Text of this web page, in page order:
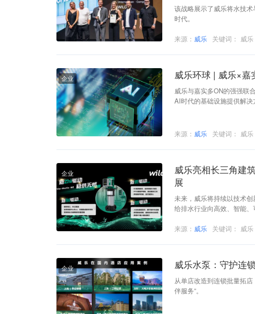
该战略展示了威乐将水技
时代。
来源： 威乐 关键词： 威乐
企业 威乐环球 | 威乐×
威乐与嘉实多ON的强强联
AI时代的基础设施提供解决
来源： 威乐 关键词： 威乐
企业
威乐亮相长三角建
展
未来，威乐将持续以技术
给排水行业向高效、智能、
来源： 威乐 关键词： 威乐
企业 威乐水泵：守护连
从单店改造到连锁批量拓
伴服务”。